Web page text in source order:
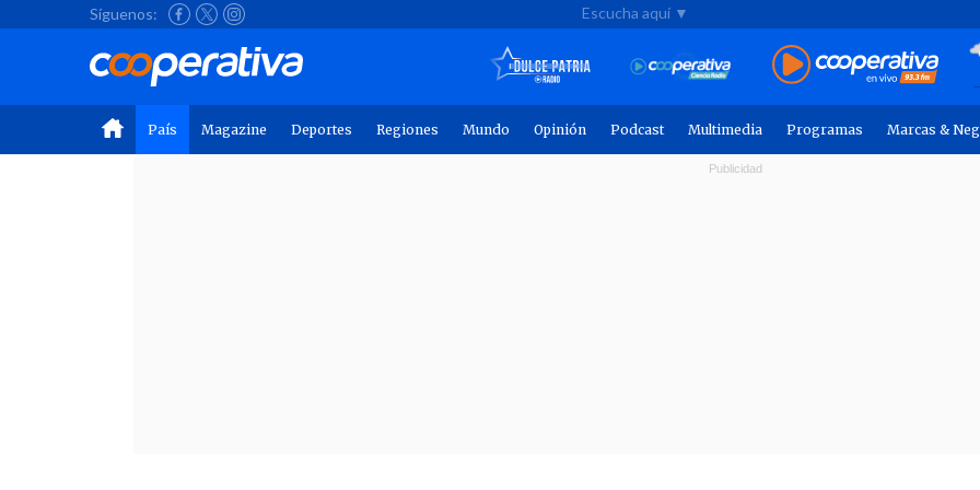
Síguenos: Escucha aquí ▼
País Magazine Deportes Regiones Mundo Opinión Podcast Multimedia Programas Marcas &